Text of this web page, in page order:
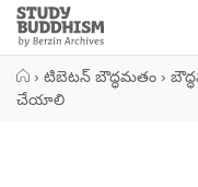
Close
Study
Buddhism
› టిబెటన్ బౌద్ధమతం ›
చేయాలి